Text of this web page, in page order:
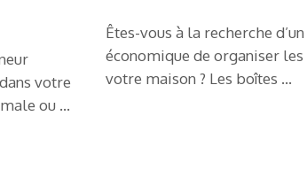
votre
ou …
Êtes-vous à la recherche
économique de organiser
votre maison ? Les boîtes …